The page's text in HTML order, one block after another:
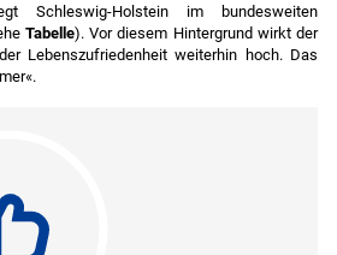
eigene Berechnungen.
Schleswig-Holstein im bundesweiten
Tabelle). Vor diesem Hintergrund wirkt der
Lebenszufriedenheit weiterhin hoch. Das